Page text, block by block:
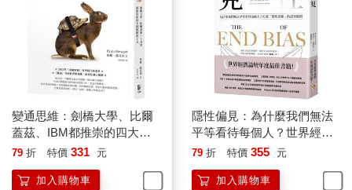
是否起了作用。但是我們呈現在外界眼中的樣子如果不曾有過戲
劇化的轉變，我們可能就沒有機會來證實這些直覺。如果我們的
體重有了可觀的增減，或是有了明顯可見的殘疾，我們或許能夠
向自己證實這些直覺。如果我們去其他國家旅行，而我們的膚色
在當地具有不同的意義，那麼我們或許也會看得出來。就像有個
黑人學生告訴我，他在義大利旅行時有種奇怪的感覺，後來他明
白那是因為他在商店裡沒有被懷有疑心的店員緊盯著。異性婚姻
的夫妻，如果配偶進行了性別轉換，就往往會看出當他們還是異
性婚姻的伴侶時多麼受到認可。最終，我們當中許多人都將會感
己所遭遇的偏見。
變通思維：劍橋大學、比爾
蓋茲、IBM都推崇的四大問
題解決工具
79 折 特價 331 元
加入購物車
隱性偏見：為什麼我們無法
平等看待每個人？世界經濟
論壇年度最佳書籍！
79 折 特價 355 元
加入購物車